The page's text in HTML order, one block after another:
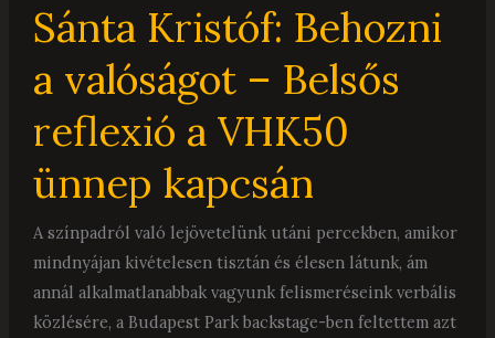
Sánta Kristóf: Behozni
a valóságot – Belsős
reflexió a VHK50
ünnep kapcsán
A színpadról való lejövetelünk utáni percekben, amikor
mindnyájan kivételesen tisztán és élesen látunk, ám
annál alkalmatlanabbak vagyunk felismeréseink verbális
közlésére, a Budapest Park backstage-ben feltettem azt